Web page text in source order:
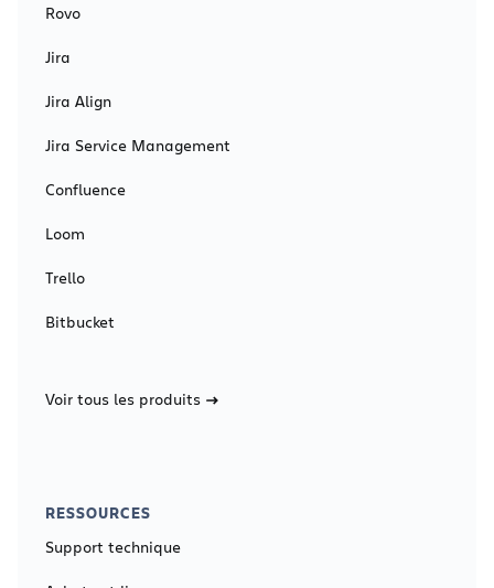
Rovo
Jira
Jira Align
Jira Service Management
Confluence
Loom
Trello
Bitbucket
Voir tous les produits
RESSOURCES
Support technique